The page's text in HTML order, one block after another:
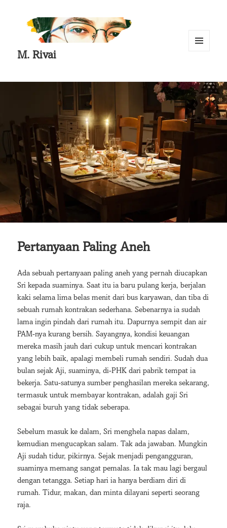
M. Rivai
Pertanyaan Paling Aneh
Ada sebuah pertanyaan paling aneh yang pernah diucapkan
Sri kepada suaminya. Saat itu ia baru pulang kerja, berjalan
kaki selama lima belas menit dari bus karyawan, dan tiba di
sebuah rumah kontrakan sederhana. Sebenarnya ia sudah
lama ingin pindah dari rumah itu. Dapurnya sempit dan air
PAM-nya kurang bersih. Sayangnya, kondisi keuangan
mereka masih jauh dari cukup untuk mencari kontrakan
yang lebih baik, apalagi membeli rumah sendiri. Sudah dua
bulan sejak Aji, suaminya, di-PHK dari pabrik tempat ia
bekerja. Satu-satunya sumber penghasilan mereka sekarang,
termasuk untuk membayar kontrakan, adalah gaji Sri
sebagai buruh yang tidak seberapa.
Sebelum masuk ke dalam, Sri menghela napas dalam,
kemudian mengucapkan salam. Tak ada jawaban. Mungkin
Aji sudah tidur, pikirnya. Sejak menjadi pengangguran,
suaminya memang sangat pemalas. Ia tak mau lagi bergaul
dengan tetangga. Setiap hari ia hanya berdiam diri di
rumah. Tidur, makan, dan minta dilayani seperti seorang
raja.